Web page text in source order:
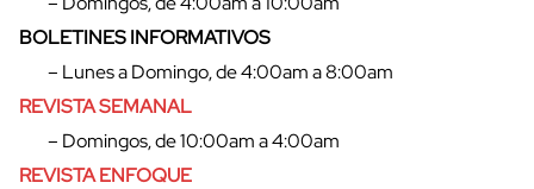
BOLETINES INFORMATIVOS
– Lunes a Domingo, de 4:00am a 8:00am
REVISTA SEMANAL
– Domingos, de 10:00am a 4:00am
REVISTA ENFOQUE